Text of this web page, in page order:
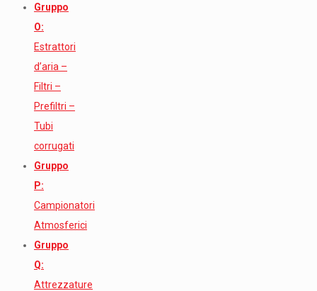
Gruppo
O:
Estrattori
d’aria –
Filtri –
Prefiltri –
Tubi
corrugati
Gruppo
P:
Campionatori
Atmosferici
Gruppo
Q:
Attrezzature